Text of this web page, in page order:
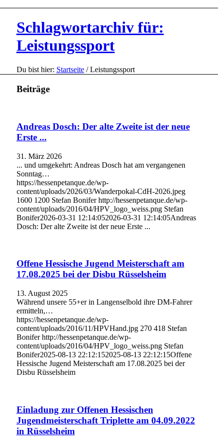
Schlagwortarchiv für:
Leistungssport
Du bist hier: Startseite / Leistungssport
Beiträge
Andreas Dosch: Der alte Zweite ist der neue
Erste ...
31. März 2026
... und umgekehrt: Andreas Dosch hat am vergangenen
Sonntag…
https://hessenpetanque.de/wp-
content/uploads/2026/03/Wanderpokal-CdH-2026.jpeg
1600 1200 Stefan Bonifer http://hessenpetanque.de/wp-
content/uploads/2016/04/HPV_logo_weiss.png Stefan
Bonifer2026-03-31 12:14:052026-03-31 12:14:05Andreas
Dosch: Der alte Zweite ist der neue Erste ...
Offene Hessische Jugend Meisterschaft am
17.08.2025 bei der Disbu Rüsselsheim
13. August 2025
Während unsere 55+er in Langenselbold ihre DM-Fahrer
ermitteln,…
https://hessenpetanque.de/wp-
content/uploads/2016/11/HPVHand.jpg 270 418 Stefan
Bonifer http://hessenpetanque.de/wp-
content/uploads/2016/04/HPV_logo_weiss.png Stefan
Bonifer2025-08-13 22:12:152025-08-13 22:12:15Offene
Hessische Jugend Meisterschaft am 17.08.2025 bei der
Disbu Rüsselsheim
Einladung zur Offenen Hessischen
Jugendmeisterschaft Triplette am 04.09.2022
in Rüsselsheim